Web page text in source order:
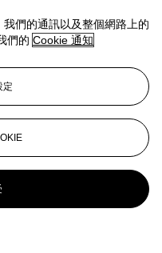
們的通訊以及整個網路上的
們的 Cookie 通知
定